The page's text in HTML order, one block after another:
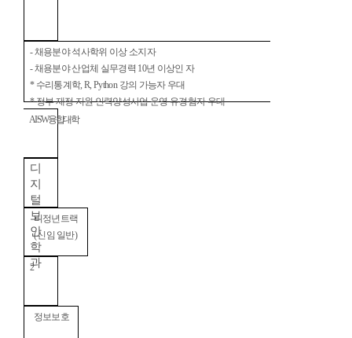
-채용분야 석사학위 이상 소지자
-채용분야 산업체 실무경력 10년 이상인 자
* 수리통계학, R, Python 강의 가능자 우대
*정부 재정 지원 인력양성사업 운영 유경험자 우대
AI·SW융합대학
디
지
털
보
안
학
과
비정년트랙
(신임 일반)
2
정보보호